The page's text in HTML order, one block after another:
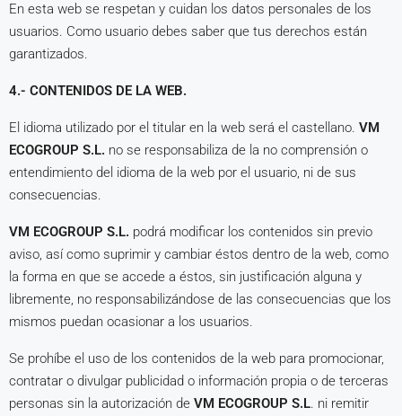
En esta web se respetan y cuidan los datos personales de los
usuarios. Como usuario debes saber que tus derechos están
garantizados.
4.- CONTENIDOS DE LA WEB.
El idioma utilizado por el titular en la web será el castellano. VM
ECOGROUP S.L. no se responsabiliza de la no comprensión o
entendimiento del idioma de la web por el usuario, ni de sus
consecuencias.
VM ECOGROUP S.L. podrá modificar los contenidos sin previo
aviso, así como suprimir y cambiar éstos dentro de la web, como
la forma en que se accede a éstos, sin justificación alguna y
libremente, no responsabilizándose de las consecuencias que los
mismos puedan ocasionar a los usuarios.
Se prohíbe el uso de los contenidos de la web para promocionar,
contratar o divulgar publicidad o información propia o de terceras
personas sin la autorización de VM ECOGROUP S.L. ni remitir